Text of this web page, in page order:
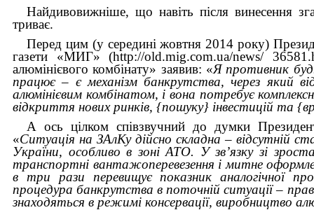
Найдивовижніше, що навіть після винесення
триває.
Перед цим (у середині жовтня 2014 року)
газети «МИГ» (http://old.mig.com.ua/news/
алюмінієвого комбінату» заявив: «Я противник
працює – є механізм банкрутства, через який
алюмінієвим комбінатом, і вона потребує
відкриття нових ринків, {пошуку} інвестицій та
А ось цілком співзвучний до думки
«Ситуація на ЗАлКу дійсно складна – відсутній
України, особливо в зоні АТО. У зв’язку зі
транспортні вантажоперевезення і митне
в три рази перевищує показник аналогічної
процедура банкрутства в поточній ситуації –
знаходяться в режимі консервації, виробництво